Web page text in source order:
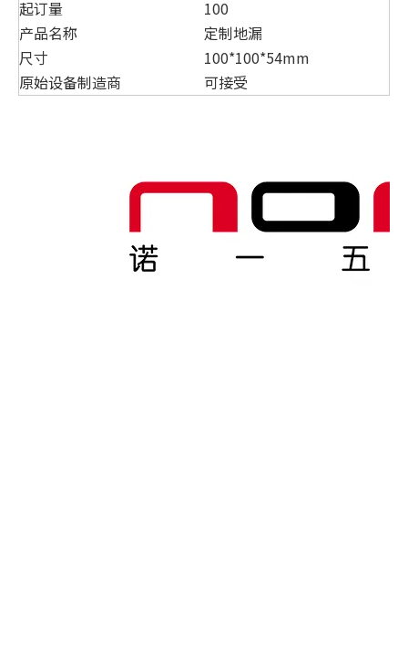
起订量
100
产品名称
定制地漏
尺寸
100*100*54mm
原始设备制造商
可接受